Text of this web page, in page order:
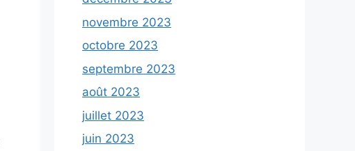
novembre 2023
octobre 2023
septembre 2023
août 2023
juillet 2023
juin 2023